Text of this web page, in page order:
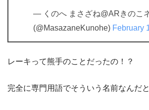
— くのへ まさざね@ARきのこ
(@MasazaneKunohe) February
レーキって熊手のことだったの！？
完全に専門用語でそういう名前なんだ